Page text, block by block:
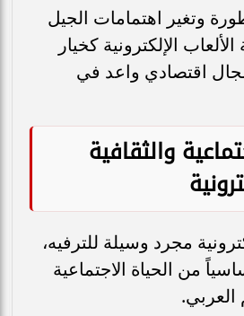
وتغير اهتمامات الجيل
الإلكترونية كخيار
اقتصادي واعد في
والثقافية
مجرد وسيلة للترفيه،
من الحياة الاجتماعية
العربي.